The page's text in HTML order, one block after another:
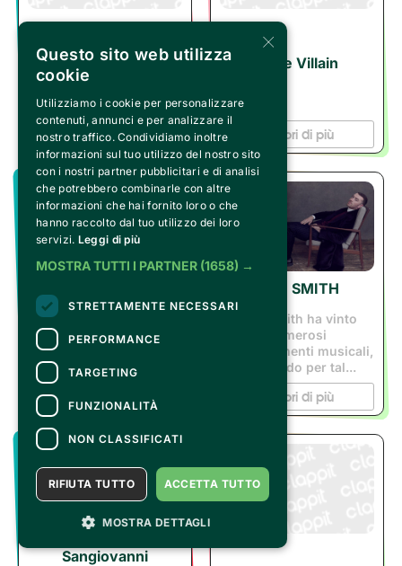
ROBERTO
VECCHIONI
Scopri di più
Rose Villain
Scopri di più
SAM SMITH
Sam Smith ha vinto
numerosi
riconoscimenti musicali,
ottenendo per tal...
Scopri di più
Sangiovanni
×
Questo sito web utilizza
cookie
Utilizziamo i cookie per personalizzare
contenuti, annunci e per analizzare il
nostro traffico. Condividiamo inoltre
informazioni sul tuo utilizzo del nostro sito
con i nostri partner pubblicitari e di analisi
che potrebbero combinarle con altre
informazioni che hai fornito loro o che
hanno raccolto dal tuo utilizzo dei loro
servizi. Leggi di più
MOSTRA TUTTI I PARTNER (1658) →
STRETTAMENTE NECESSARI
PERFORMANCE
TARGETING
FUNZIONALITÀ
NON CLASSIFICATI
ACCETTA TUTTO
RIFIUTA TUTTO
MOSTRA DETTAGLI